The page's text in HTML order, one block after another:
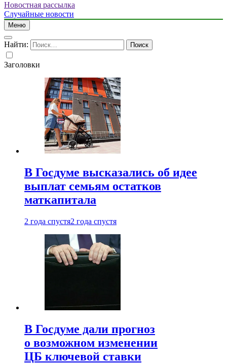
Новостная рассылка
Случайные новости
Меню
Найти:
Заголовки
В Госдуме высказались об идее
выплат семьям остатков
маткапитала
2 года спустя2 года спустя
В Госдуме дали прогноз
о возможном изменении
ЦБ ключевой ставки